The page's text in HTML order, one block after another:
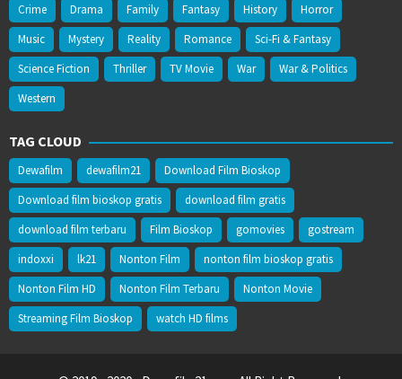
Crime
Drama Family Fantasy History
Horror
Music
Mystery Reality Romance
Sci-Fi & Fantasy
Science Fiction
Thriller TV Movie War
War & Politics
Western
TAG CLOUD
Dewafilm dewafilm21
Download Film Bioskop
Download film bioskop gratis
download film gratis
download film terbaru
Film Bioskop gomovies
gostream
indoxxi
lk21 Nonton Film
nonton film bioskop gratis
Nonton Film HD
Nonton Film Terbaru
Nonton Movie
Streaming Film Bioskop
watch HD films